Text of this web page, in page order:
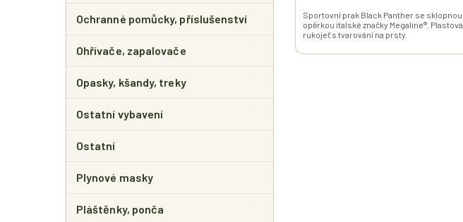
Ochranné pomůcky, příslušenství
Ohřívače, zapalovače
Opasky, kšandy, treky
Ostatní vybavení
Ostatní
Plynové masky
Pláštěnky, ponča
Sportovní prak Black Panther se sklopnou
opěrkou italské značky Megaline®. Plastová
rukojeť s tvarování na prsty.